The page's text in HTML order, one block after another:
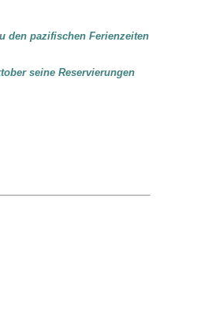
den pazifischen Ferienzeiten
seine Reservierungen